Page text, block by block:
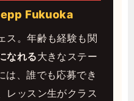
Fukuoka
ス。年齢も経験も関
なれる大きなステー
は、誰でも応募でき
レッスン生がクラス